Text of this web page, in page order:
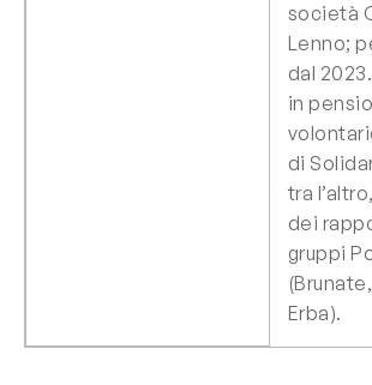
società
Lenno;
dal
in
di
tra
dei
gruppi
Erba).